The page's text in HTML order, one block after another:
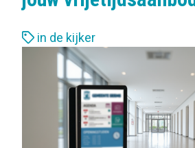
L
in de kijker